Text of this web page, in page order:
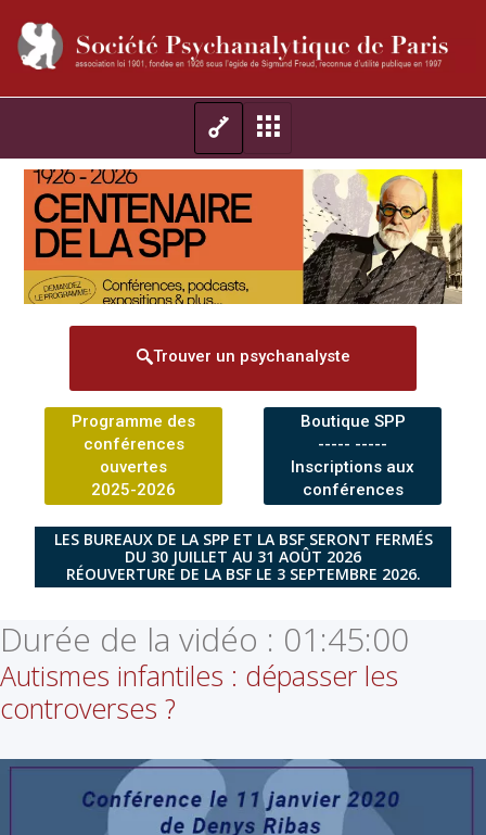
Trouver un psychanalyste
Programme des
conférences
ouvertes
2025-2026
Boutique SPP
----- -----
Inscriptions aux
conférences
LES BUREAUX DE LA SPP ET LA BSF SERONT FERMÉS
DU 30 JUILLET AU 31 AOÛT 2026
RÉOUVERTURE DE LA BSF LE 3 SEPTEMBRE 2026.
Durée de la vidéo : 01:45:00
Autismes infantiles : dépasser les
controverses ?